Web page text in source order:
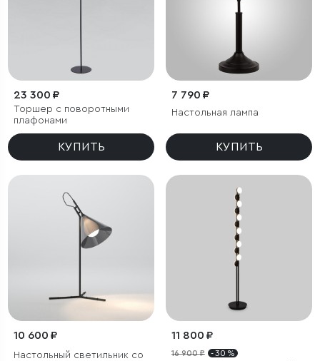
23 300 ₽
Торшер с поворотными
плафонами
КУПИТЬ
7 790 ₽
Настольная лампа
КУПИТЬ
10 600 ₽
Настольный светильник со
11 800 ₽
16 900 ₽ - 30 %